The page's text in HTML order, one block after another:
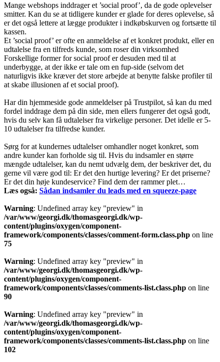
Mange webshops inddrager et ’social proof’, da de gode oplevelser
smitter. Kan du se at tidligere kunder er glade for deres oplevelse, så
er det også lettere at lægge produkter i indkøbskurven og fortsætte til
kassen.
Et ’social proof’ er ofte en anmeldelse af et konkret produkt, eller en
udtalelse fra en tilfreds kunde, som roser din virksomhed
Forskellige former for social proof er desuden med til at
underbygge, at der ikke er tale om en fup-side (selvom det
naturligvis ikke kræver det store arbejde at benytte falske profiler til
at skabe illusionen af et social proof).
Har din hjemmeside gode anmeldelser på Trustpilot, så kan du med
fordel inddrage dem på din side, men ellers fungerer det også godt,
hvis du selv kan få udtalelser fra virkelige personer. Det idelle er 5-
10 udtalelser fra tilfredse kunder.
Sørg for at kundernes udtalelser omhandler noget konkret, som
andre kunder kan forholde sig til. Hvis du indsamler en større
mængde udtalelser, kan du nemt udvælg dem, der beskriver det, du
gerne vil være god til: Er det den hurtige levering? Er det priserne?
Er det din høje kundeservice? Find dem der rammer plet…
Læs også: Sådan indsamler du leads med en squeeze-page
Warning: Undefined array key "preview" in
/var/www/georgi.dk/thomasgeorgi.dk/wp-
content/plugins/oxygen/component-
framework/components/classes/comment-form.class.php on line
75
Warning: Undefined array key "preview" in
/var/www/georgi.dk/thomasgeorgi.dk/wp-
content/plugins/oxygen/component-
framework/components/classes/comments-list.class.php on line
90
Warning: Undefined array key "preview" in
/var/www/georgi.dk/thomasgeorgi.dk/wp-
content/plugins/oxygen/component-
framework/components/classes/comments-list.class.php on line
102